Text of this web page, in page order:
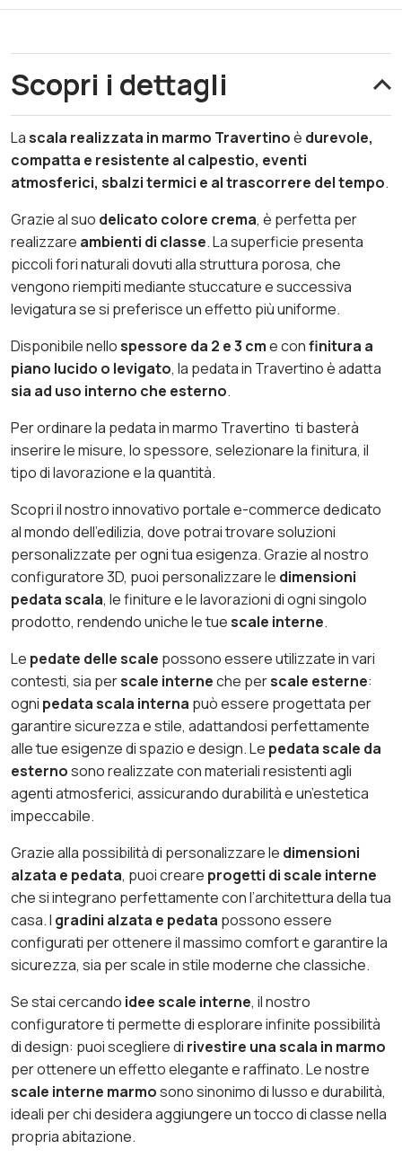
Scopri i dettagli
Lascala realizzata in marmo Travertinoè durevole,
compatta e resistente al calpestio, eventi
atmosferici, sbalzi termici e al trascorrere del tempo.
Grazie al suo delicato colore crema, è perfetta per
realizzare ambienti di classe.La superficie presenta
piccoli fori naturali dovuti alla struttura porosa, che
vengono riempiti mediante stuccature e successiva
levigatura se si preferisce un effetto più uniforme.
Disponibile nellospessore da 2 e 3 cme confinitura a
piano lucido o levigato, la pedata in Travertino è adatta
sia ad uso interno che esterno.
Per ordinare la pedata in marmo Travertino ti basterà
inserire le misure, lo spessore, selezionare la finitura, il
tipo di lavorazione e la quantità.
Scopri il nostro innovativo portale e-commerce dedicato
al mondo dell’edilizia, dove potrai trovare soluzioni
personalizzate per ogni tua esigenza. Grazie al nostro
configuratore 3D, puoi personalizzare le dimensioni
pedata scala, le finiture e le lavorazioni di ogni singolo
prodotto, rendendo uniche le tuescale interne.
Le pedate delle scale possono essere utilizzate in vari
contesti, sia perscale interneche perscale esterne:
ogni pedata scala interna può essere progettata per
garantire sicurezza e stile, adattandosi perfettamente
alle tue esigenze di spazio e design. Le pedata scale da
esternosono realizzate con materiali resistenti agli
agenti atmosferici, assicurando durabilità e un’estetica
impeccabile.
Grazie alla possibilità di personalizzare le dimensioni
alzata e pedata, puoi creare progetti di scale interne
che si integrano perfettamente con l’architettura della tua
casa. I gradini alzata e pedata possono essere
configurati per ottenere il massimo comfort e garantire la
sicurezza, sia per scale in stile moderne che classiche.
Se stai cercando idee scale interne, il nostro
configuratore ti permette di esplorare infinite possibilità
di design: puoi scegliere di rivestire una scala in marmo
per ottenere un effetto elegante e raffinato. Le nostre
scale interne marmosono sinonimo di lusso e durabilità,
ideali per chi desidera aggiungere un tocco di classe nella
propria abitazione.